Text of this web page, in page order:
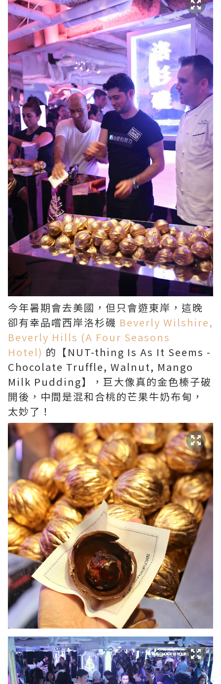
今年暑期會去美國，但只會遊東岸，這晚
卻有幸品嚐西岸洛杉磯 Beverly Wilshire,
Beverly Hills (A Four Seasons
Hotel) 的【NUT-thing Is As It Seems -
Chocolate Truffle, Walnut, Mango
Milk Pudding】，巨大像真的金色榛子破
開後，中間是混和合桃的芒果牛奶布甸，
太妙了！